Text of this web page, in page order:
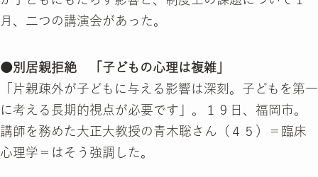
月、二つの講演会があった。
●別居親拒絶 「子どもの心理は複雑」
「片親疎外が子どもに与える影響は深刻。子どもを第一
に考える長期的視点が必要です」。１９日、福岡市。
講師を務めた大正大教授の青木聡さん（４５）＝臨床
心理学＝はそう強調した。